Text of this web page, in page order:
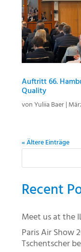
Auftritt 66.
Quality
vonYuliia Baer|
« Ältere Einträge
Recent
Meet us at the
Paris Air Show
Tschentscher